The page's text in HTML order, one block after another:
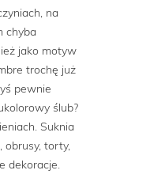
na
chyba
jako motyw
trochę już
pewnie
ślub?
Suknia
obrusy, torty,
dekoracje.